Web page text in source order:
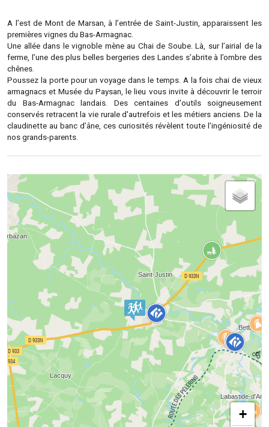
A l’est de Mont de Marsan, à l’entrée de Saint-Justin, apparaissent les
premières vignes du Bas-Armagnac.
Une allée dans le vignoble mène au Chai de Soube. Là, sur l’airial de la
ferme, l’une des plus belles bergeries des Landes s’abrite à l’ombre des
chênes.
Poussez la porte pour un voyage dans le temps. A la fois chai de vieux
armagnacs et Musée du Paysan, le lieu vous invite à découvrir le terroir
du Bas-Armagnac landais. Des centaines d'outils soigneusement
conservés retracent la vie rurale d'autrefois et les métiers anciens. De la
claudinette au banc d’âne, ces curiosités révèlent toute l’ingéniosité de
nos grands-parents.
+